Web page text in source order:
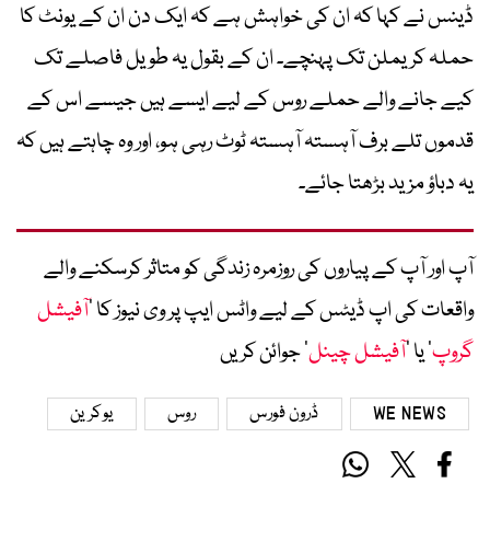
ڈینس نے کہا کہ ان کی خواہش ہے کہ ایک دن ان کے یونٹ کا
حملہ کریملن تک پہنچے۔ ان کے بقول یہ طویل فاصلے تک
کیے جانے والے حملے روس کے لیے ایسے ہیں جیسے اس کے
قدموں تلے برف آہستہ آہستہ ٹوٹ رہی ہو، اور وہ چاہتے ہیں کہ
یہ دباؤ مزید بڑھتا جائے۔
آپ اور آپ کے پیاروں کی روزمرہ زندگی کو متاثر کرسکنے والے
واقعات کی اپ ڈیٹس کے لیے واٹس ایپ پر وی نیوز کا ’آفیشل
گروپ‘ یا ’آفیشل چینل‘ جوائن کریں
WE NEWS ڈرون فورس روس یوکرین